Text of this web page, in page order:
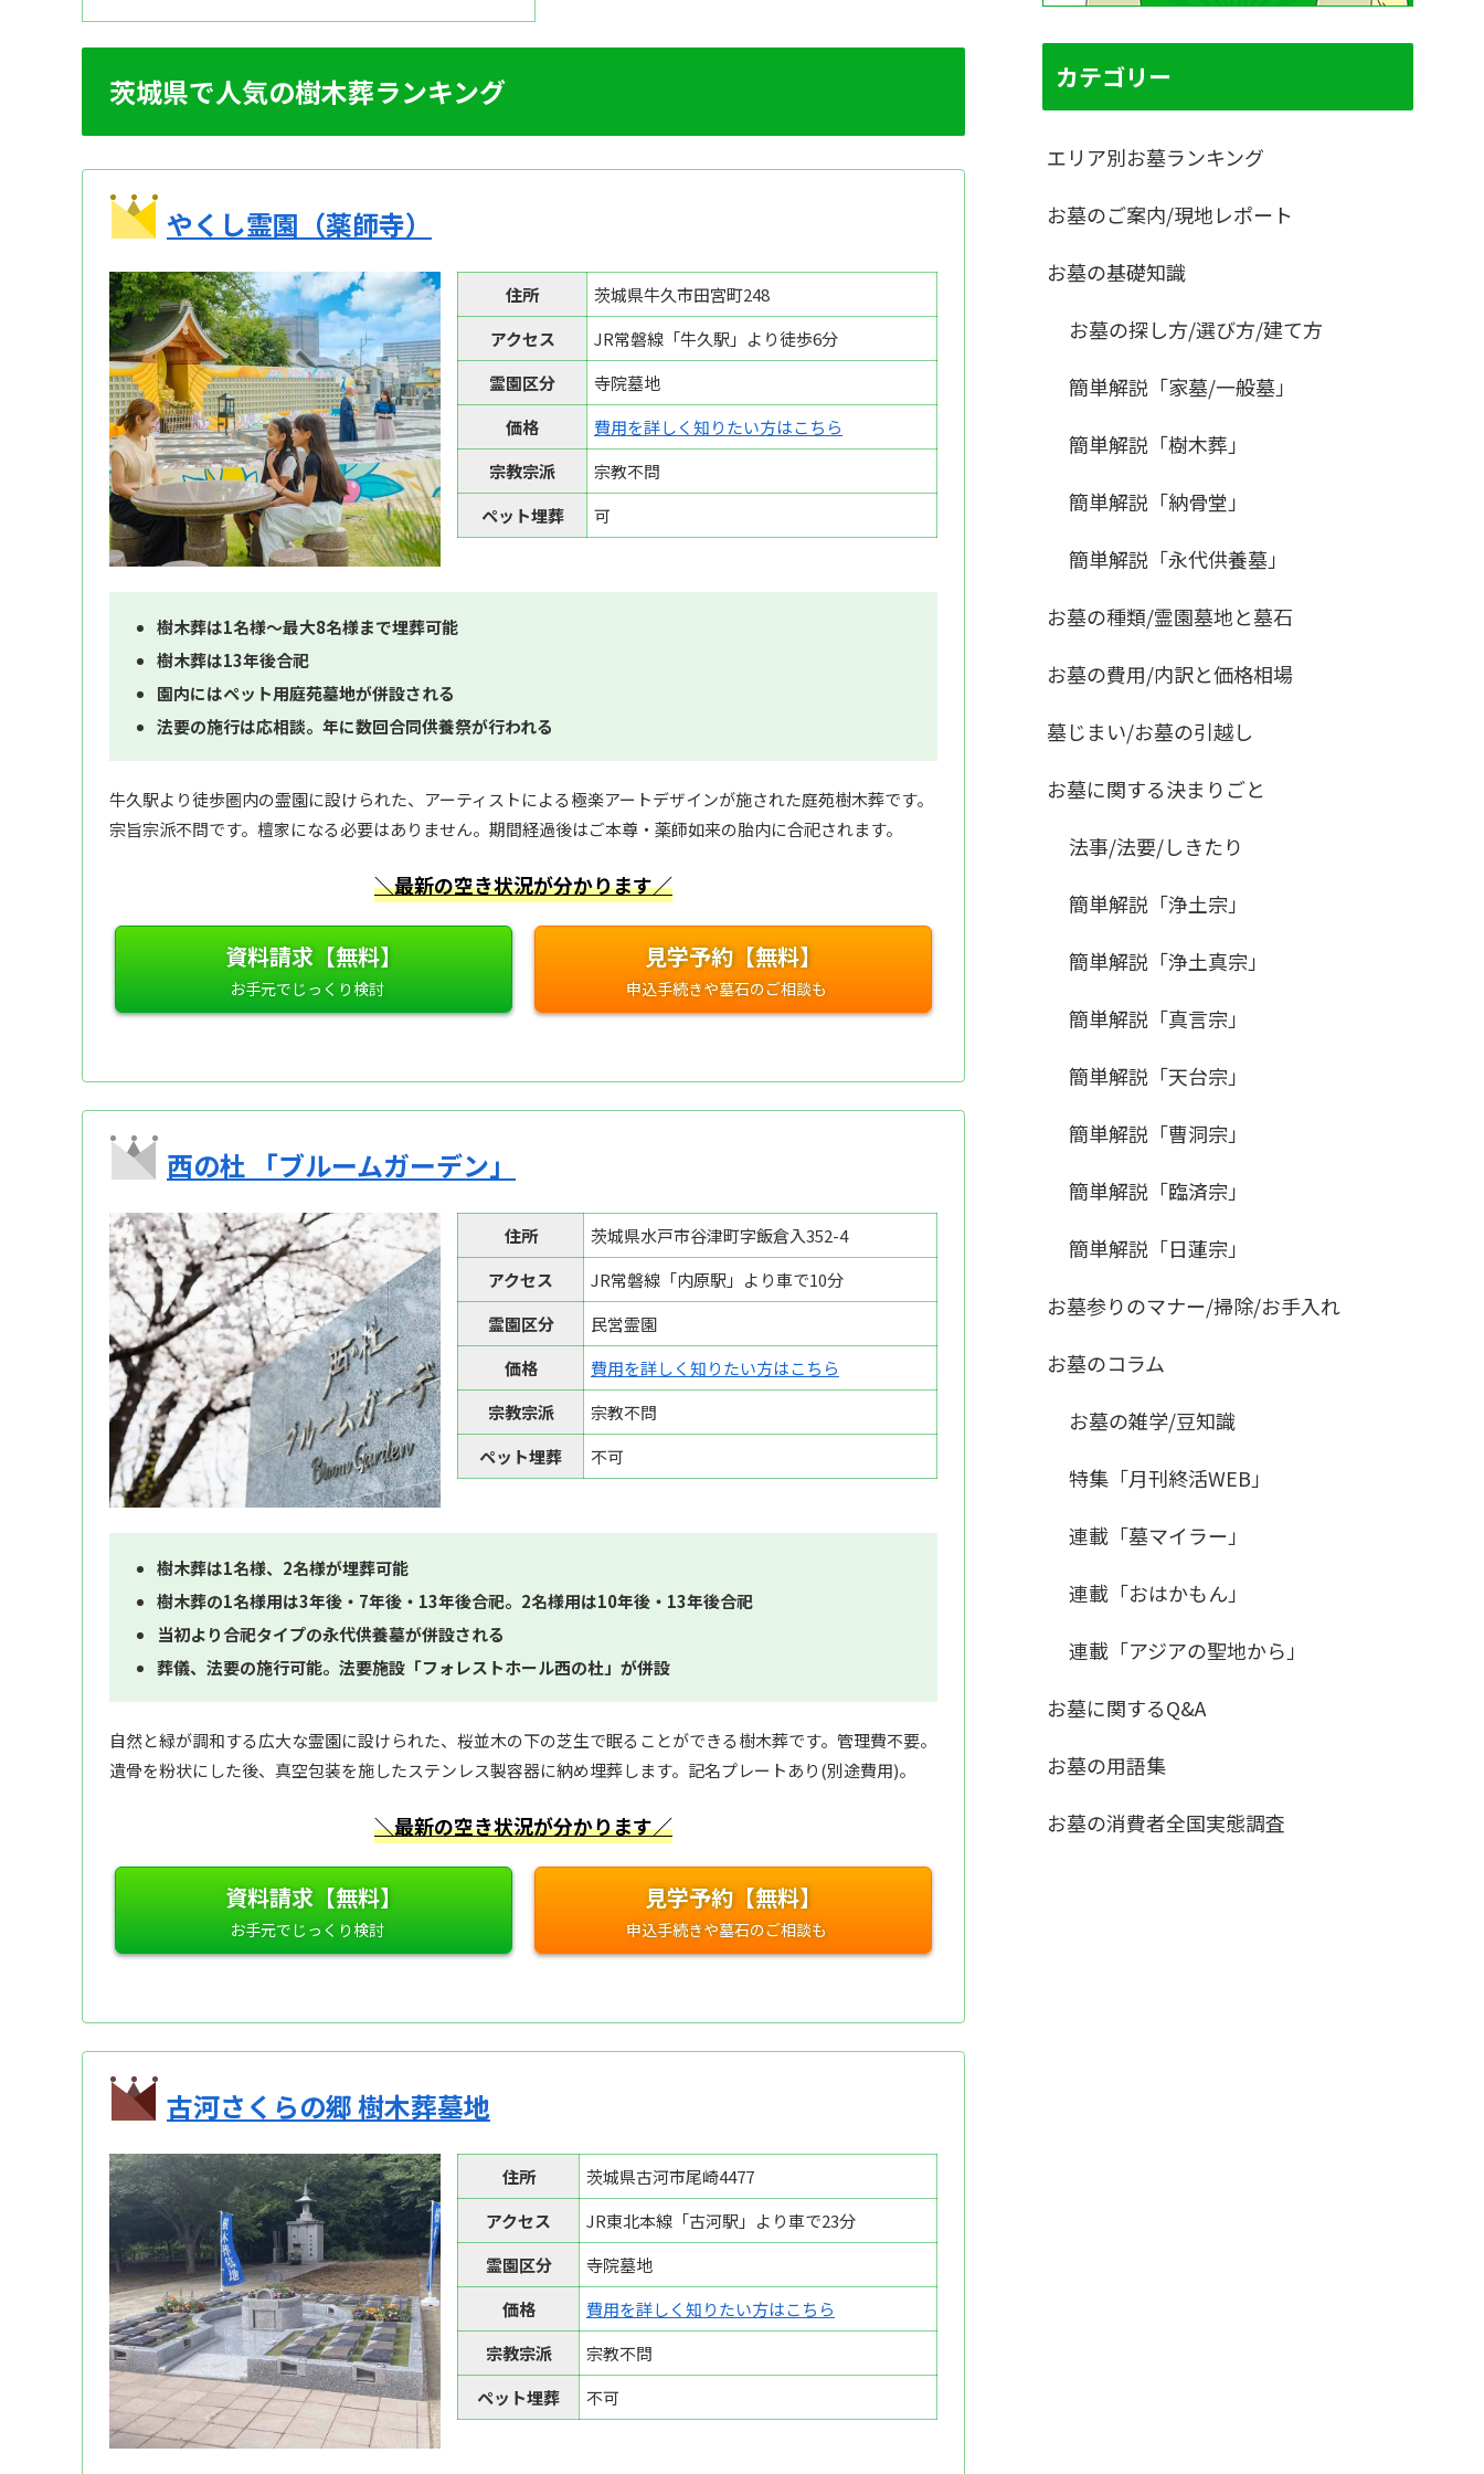
茨城県で人気の樹木葬ランキング
やくし霊園（薬師寺）
住所
茨城県牛久市田宮町248
アクセス
JR常磐線「牛久駅」より徒歩6分
霊園区分
寺院墓地
価格
費用を詳しく知りたい方はこちら
宗教宗派
宗教不問
ペット埋葬
可
樹木葬は1名様～最大8名様まで埋葬可能
樹木葬は13年後合祀
園内にはペット用庭苑墓地が併設される
法要の施行は応相談。年に数回合同供養祭が行われる
牛久駅より徒歩圏内の霊園に設けられた、アーティストによる極楽アートデザインが施された庭苑樹木葬です。
宗旨宗派不問です。檀家になる必要はありません。期間経過後はご本尊・薬師如来の胎内に合祀されます。
＼最新の空き状況が分かります／
資料請求【無料】 見学予約【無料】
西の杜 「ブルームガーデン」
住所
茨城県水戸市谷津町字飯倉入352-4
アクセス
JR常磐線「内原駅」より車で10分
霊園区分
民営霊園
価格
費用を詳しく知りたい方はこちら
宗教宗派
宗教不問
ペット埋葬
不可
樹木葬は1名様、2名様が埋葬可能
樹木葬の1名様用は3年後・7年後・13年後合祀。2名様用は10年後・13年後合祀
当初より合祀タイプの永代供養墓が併設される
葬儀、法要の施行可能。法要施設「フォレストホール西の杜」が併設
自然と緑が調和する広大な霊園に設けられた、桜並木の下の芝生で眠ることができる樹木葬です。管理費不要。
遺骨を粉状にした後、真空包装を施したステンレス製容器に納め埋葬します。記名プレートあり(別途費用)。
＼最新の空き状況が分かります／
資料請求【無料】 見学予約【無料】
古河さくらの郷 樹木葬墓地
住所
茨城県古河市尾崎4477
アクセス
JR東北本線「古河駅」より車で23分
霊園区分
寺院墓地
価格
費用を詳しく知りたい方はこちら
宗教宗派
宗教不問
ペット埋葬
不可
カテゴリー
エリア別お墓ランキング
お墓のご案内/現地レポート
お墓の基礎知識
お墓の探し方/選び方/建て方
簡単解説「家墓/一般墓」
簡単解説「樹木葬」
簡単解説「納骨堂」
簡単解説「永代供養墓」
お墓の種類/霊園墓地と墓石
お墓の費用/内訳と価格相場
墓じまい/お墓の引越し
お墓に関する決まりごと
法事/法要/しきたり
簡単解説「浄土宗」
簡単解説「浄土真宗」
簡単解説「真言宗」
簡単解説「天台宗」
簡単解説「曹洞宗」
簡単解説「臨済宗」
簡単解説「日蓮宗」
お墓参りのマナー/掃除/お手入れ
お墓のコラム
お墓の雑学/豆知識
特集「月刊終活WEB」
連載「墓マイラー」
連載「おはかもん」
連載「アジアの聖地から」
お墓に関するQ&A
お墓の用語集
お墓の消費者全国実態調査